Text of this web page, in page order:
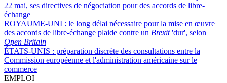
22 mai, ses directives de négociation pour des accords de libre-
échange
ROYAUME-UNI : le long délai nécessaire pour la mise en œuvre
des accords de libre-échange plaide contre un Brexit'dur', selon
Open Britain
ÉTATS-UNIS : préparation discrète des consultations entre la
Commission européenne et l'administration américaine sur le
commerce
EMPLOI